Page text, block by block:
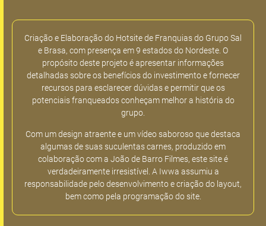
Criação e Elaboração do Hotsite de Franquias do Grupo Sal
e Brasa, com presença em 9 estados do Nordeste. O
propósito deste projeto é apresentar informações
detalhadas sobre os benefícios do investimento e fornecer
recursos para esclarecer dúvidas e permitir que os
potenciais franqueados conheçam melhor a história do
grupo.
Com um design atraente e um vídeo saboroso que destaca
algumas de suas suculentas carnes, produzido em
colaboração com a João de Barro Filmes, este site é
verdadeiramente irresistível. A Iwwa assumiu a
responsabilidade pelo desenvolvimento e criação do layout,
bem como pela programação do site.